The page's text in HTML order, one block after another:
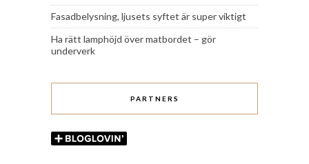
Fasadbelysning, ljusets syftet är super viktigt
Ha rätt lamphöjd över matbordet – gör
underverk
PARTNERS